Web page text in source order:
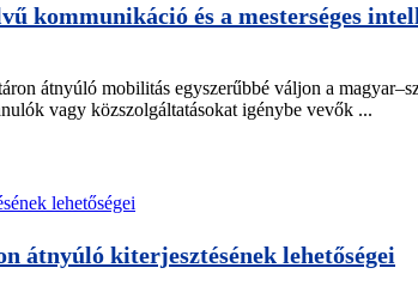
kommunikáció és a mesterséges
átnyúló mobilitás egyszerűbbé váljon a
vagy közszolgáltatásokat igénybe vevők ...
átnyúló kiterjesztésének lehetőségei